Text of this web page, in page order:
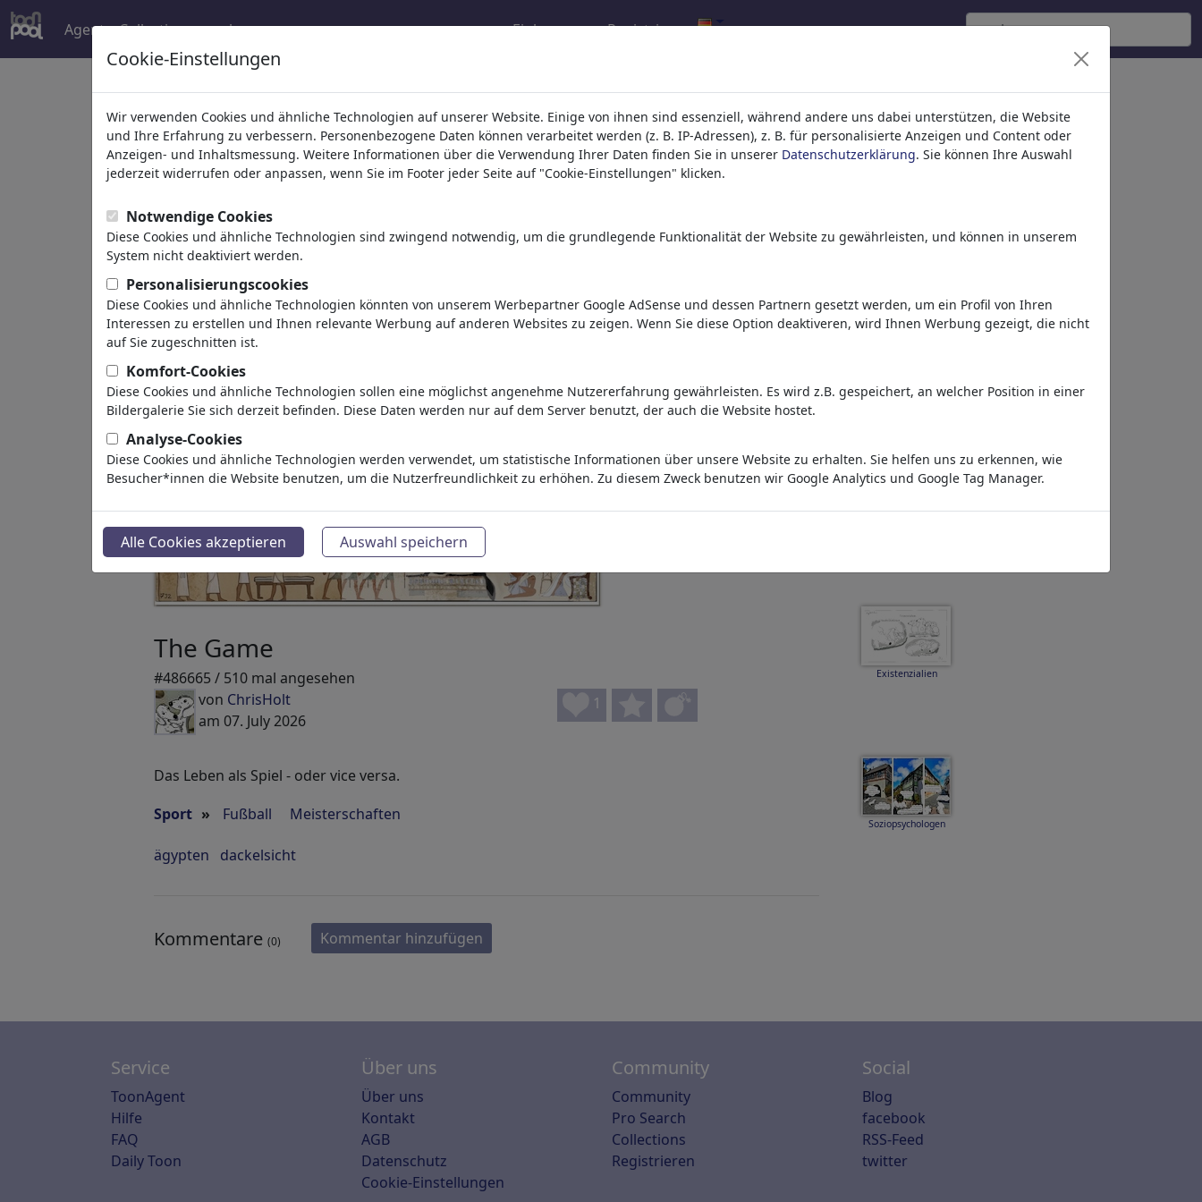
Agent Collections mehr Einloggen Registrieren
Welcome totoonpool.com,
world's largest community for cartoons, caricatures and fun drawings.
Browse413962 artworks,
Cartoons»Neue Cartoons
The Game
#486665 / 510 mal angesehen
von ChrisHolt
am 07. July 2026
1
Das Leben als Spiel - oder vice versa.
Sport » Fußball Meisterschaften
ägypten dackelsicht
Kommentare (0) Kommentar hinzufügen
Existenzialien
Soziopsychologen
Service
ToonAgent
Hilfe
FAQ
Daily Toon
Über uns
Über uns
Kontakt
AGB
Datenschutz
Cookie-Einstellungen
Community
Community
Pro Search
Collections
Registrieren
Social
Blog
facebook
RSS-Feed
twitter
Cookie-Einstellungen
Wir verwenden Cookies und ähnliche Technologien auf unserer Website. Einige von ihnen sind essenziell, während andere uns dabei unterstützen, die Website
und Ihre Erfahrung zu verbessern. Personenbezogene Daten können verarbeitet werden (z. B. IP-Adressen), z. B. für personalisierte Anzeigen und Content oder
Anzeigen- und Inhaltsmessung. Weitere Informationen über die Verwendung Ihrer Daten finden Sie in unserer Datenschutzerklärung. Sie können Ihre Auswahl
jederzeit widerrufen oder anpassen, wenn Sie im Footer jeder Seite auf "Cookie-Einstellungen" klicken.
Notwendige Cookies
Diese Cookies und ähnliche Technologien sind zwingend notwendig, um die grundlegende Funktionalität der Website zu gewährleisten, und können in unserem
System nicht deaktiviert werden.
Personalisierungscookies
Diese Cookies und ähnliche Technologien könnten von unserem Werbepartner Google AdSense und dessen Partnern gesetzt werden, um ein Profil von Ihren
Interessen zu erstellen und Ihnen relevante Werbung auf anderen Websites zu zeigen. Wenn Sie diese Option deaktiveren, wird Ihnen Werbung gezeigt, die nicht
auf Sie zugeschnitten ist.
Komfort-Cookies
Diese Cookies und ähnliche Technologien sollen eine möglichst angenehme Nutzererfahrung gewährleisten. Es wird z.B. gespeichert, an welcher Position in einer
Bildergalerie Sie sich derzeit befinden. Diese Daten werden nur auf dem Server benutzt, der auch die Website hostet.
Analyse-Cookies
Diese Cookies und ähnliche Technologien werden verwendet, um statistische Informationen über unsere Website zu erhalten. Sie helfen uns zu erkennen, wie
Besucher*innen die Website benutzen, um die Nutzerfreundlichkeit zu erhöhen. Zu diesem Zweck benutzen wir Google Analytics und Google Tag Manager.
Alle Cookies akzeptieren Auswahl speichern